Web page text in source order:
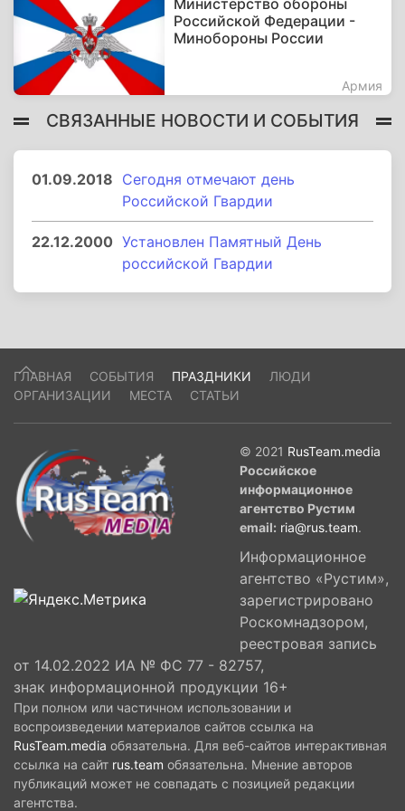
Министерство обороны
Российской Федерации -
Минобороны России
Армия
СВЯЗАННЫЕ НОВОСТИ И СОБЫТИЯ
01.09.2018 Сегодня отмечают день
Российской Гвардии
22.12.2000 Установлен Памятный День
российской Гвардии
ГЛАВНАЯ СОБЫТИЯ ПРАЗДНИКИ
ЛЮДИ
ОРГАНИЗАЦИИ
МЕСТА СТАТЬИ
© 2021 RusTeam.media
Российское
информационное
агентство Рустим
email: ria@rus.team.
Информационное
агентство «Рустим»,
зарегистрировано
Роскомнадзором,
реестровая запись
от 14.02.2022 ИА № ФС 77 - 82757,
знак информационной продукции 16+
При полном или частичном использовании и
воспроизведении материалов сайтов ссылка на
RusTeam.media обязательна. Для веб-сайтов интерактивная
ссылка на сайт rus.team обязательна. Мнение авторов
публикаций может не совпадать с позицией редакции
агентства.